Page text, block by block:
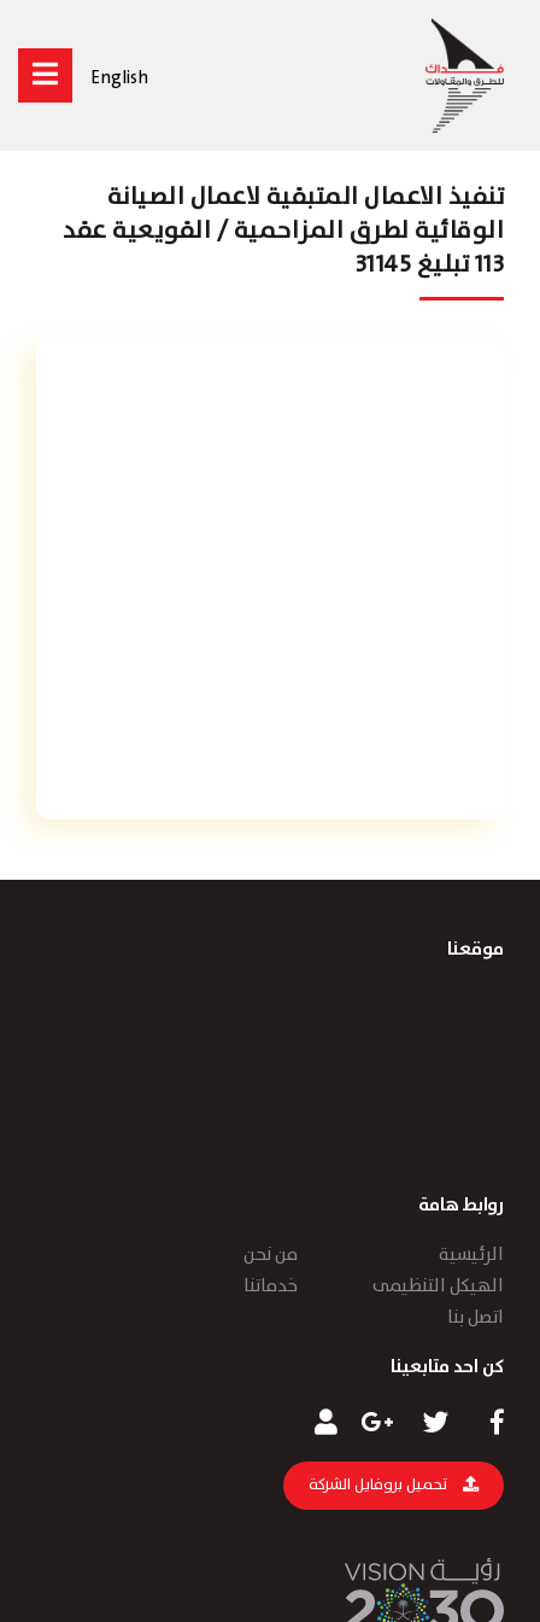
English
تنفيذ الاعمال المتبقية لاعمال الصيانة
الوقائية لطرق المزاحمية / القويعية عقد
113 تبليغ 31145
موقعنا
روابط هامة
الرئيسية
من نحن
الهيكل التنظيمى
خدماتنا
اتصل بنا
كن احد متابعينا
تحميل بروفايل الشركة